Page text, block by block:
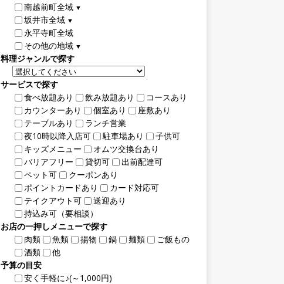
南越前町全域 ▼
坂井市全域 ▼
永平寺町全域
その他の地域 ▼
料理ジャンルで探す
サービスで探す
食べ放題あり
飲み放題あり
コースあり
カウンターあり
個室あり
座敷あり
テーブルあり
ランチ営業
夜10時以降入店可
駐車場あり
子供可
キッズメニュー
オムツ交換台あり
バリアフリー
貸切可
出前配達可
ペット可
クーポンあり
ポイントカードあり
カード対応可
テイクアウト可
送迎あり
持込み可（要相談）
お店の一押しメニューで探す
肉類
魚類 揚物 鍋 麺類
ご飯もの
酒類
他
予算の目安
安く手軽に♪(～1,000円)